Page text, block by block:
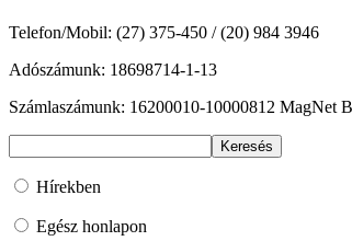
Telefon/Mobil: (27) 375-450 / (20) 984 3946
Adószámunk: 18698714-1-13
Számlaszámunk: 16200010-10000812 MagNet
Hírekben
Egész honlapon